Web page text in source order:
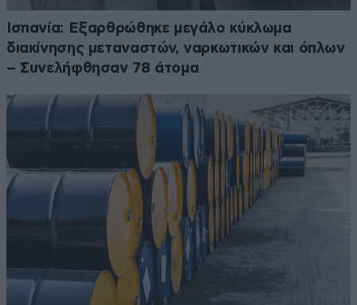
Ισπανία: Εξαρθρώθηκε μεγάλο κύκλωμα
διακίνησης μεταναστών, ναρκωτικών και όπλων
– Συνελήφθησαν 78 άτομα